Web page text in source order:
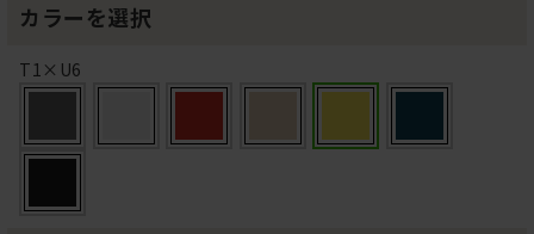
カラーを選択
T1×U6